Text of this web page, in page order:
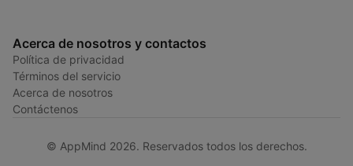
Acerca de nosotros y contactos
Política de privacidad
Términos del servicio
Acerca de nosotros
Contáctenos
© AppMind 2026. Reservados todos los derechos.